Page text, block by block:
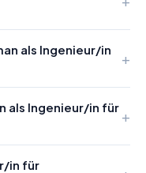
als Ingenieur/in
als Ingenieur/in für
in für